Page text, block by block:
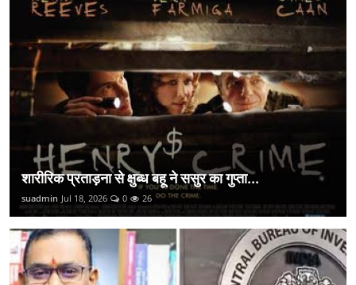
शारीरिक प्रताड़ना से क्षुब्ध बहू ने ससुर का गुप्ता...
suadmin Jul 18, 2026 0 26